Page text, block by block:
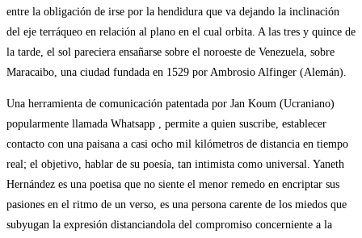
entre la obligación de irse por la hendidura que va dejando la inclinación
del eje terráqueo en relación al plano en el cual orbita. A las tres y quince de
la tarde, el sol pareciera ensañarse sobre el noroeste de Venezuela, sobre
Maracaibo, una ciudad fundada en 1529 por Ambrosio Alfinger (Alemán).
Una herramienta de comunicación patentada por Jan Koum (Ucraniano)
popularmente llamada Whatsapp , permite a quien suscribe, establecer
contacto con una paisana a casi ocho mil kilómetros de distancia en tiempo
real; el objetivo, hablar de su poesía, tan intimista como universal. Yaneth
Hernández es una poetisa que no siente el menor remedo en encriptar sus
pasiones en el ritmo de un verso, es una persona carente de los miedos que
subyugan la expresión distanciandola del compromiso concerniente a la